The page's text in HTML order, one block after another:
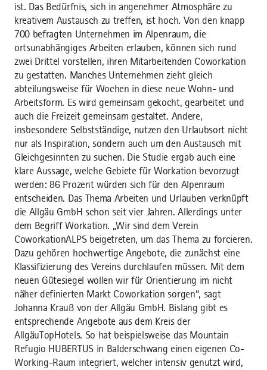
ist. Das Bedürfnis, sich in angenehmer Atmosphäre zu
kreativem Austausch zu treffen, ist hoch. Von den knapp
700 befragten Unternehmen im Alpenraum, die
ortsunabhängiges Arbeiten erlauben, können sich rund
zwei Drittel vorstellen, ihren Mitarbeitenden Coworkation
zu gestatten. Manches Unternehmen zieht gleich
abteilungsweise für Wochen in diese neue Wohn- und
Arbeitsform. Es wird gemeinsam gekocht, gearbeitet und
auch die Freizeit gemeinsam gestaltet. Andere,
insbesondere Selbstständige, nutzen den Urlaubsort nicht
nur als Inspiration, sondern auch um den Austausch mit
Gleichgesinnten zu suchen. Die Studie ergab auch eine
klare Aussage, welche Gebiete für Workation bevorzugt
werden: 86 Prozent würden sich für den Alpenraum
entscheiden. Das Thema Arbeiten und Urlauben verknüpft
die Allgäu GmbH schon seit vier Jahren. Allerdings unter
dem Begriff Workation. „Wir sind dem Verein
CoworkationALPS beigetreten, um das Thema zu forcieren.
Dazu gehören hochwertige Angebote, die zunächst eine
Klassifizierung des Vereins durchlaufen müssen. Mit dem
neuen Gütesiegel wollen wir für Orientierung im nicht
näher definierten Markt Coworkation sorgen“, sagt
Johanna Krauß von der Allgäu GmbH. Bislang gibt es
entsprechende Angebote aus dem Kreis der
AllgäuTopHotels. So hat beispielsweise das Mountain
Refugio HUBERTUS in Balderschwang einen eigenen Co-
Working-Raum integriert, welcher intensiv genutzt wird,